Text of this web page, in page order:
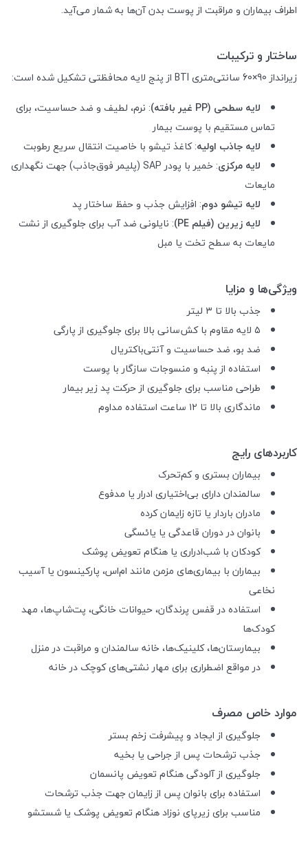
اطراف بیماران و مراقبت از پوست بدن آن‌ها به شمار می‌آید.
ساختار و ترکیبات
زیرانداز 90×60 سانتی‌متری BTI از پنج لایه محافظتی تشکیل شده است:
لایه سطحی (PP غیر بافته)
: نرم، لطیف و ضد حساسیت، برای
تماس مستقیم با پوست بیمار
لایه جاذب اولیه: کاغذ تیشو با خاصیت انتقال سریع رطوبت
لایه مرکزی
: خمیر با پودر SAP (پلیمر فوق‌جاذب) جهت نگهداری
مایعات
لایه تیشو دوم: افزایش جذب و حفظ ساختار پد
لایه زیرین (فیلم PE)
: نایلونی ضد آب برای جلوگیری از نشت
مایعات به سطح تخت یا مبل
ویژگی‌ها و مزایا
جذب بالا تا ۳ لیتر
۵ لایه مقاوم با کش‌سانی بالا برای جلوگیری از پارگی
ضد بو، ضد حساسیت و آنتی‌باکتریال
استفاده از پنبه و منسوجات سازگار با پوست
طراحی مناسب برای جلوگیری از حرکت پد زیر بیمار
ماندگاری بالا تا ۱۲ ساعت استفاده مداوم
کاربردهای رایج
بیماران بستری و کم‌تحرک
سالمندان دارای بی‌اختیاری ادرار یا مدفوع
مادران باردار یا تازه زایمان کرده
بانوان در دوران قاعدگی یا یائسگی
کودکان با شب‌ادراری یا هنگام تعویض پوشک
بیماران با بیماری‌های مزمن مانند ام‌اس، پارکینسون یا آسیب
نخاعی
استفاده در قفس پرندگان، حیوانات خانگی، پت‌شاپ‌ها، مهد
کودک‌ها
بیمارستان‌ها، کلینیک‌ها، خانه سالمندان و مراقبت در منزل
در مواقع اضطراری برای مهار نشتی‌های کوچک در خانه
موارد خاص مصرف
جلوگیری از ایجاد و پیشرفت زخم بستر
جذب ترشحات پس از جراحی یا بخیه
جلوگیری از آلودگی هنگام تعویض پانسمان
استفاده برای بانوان پس از زایمان جهت جذب ترشحات
مناسب برای زیرپای نوزاد هنگام تعویض پوشک یا شستشو